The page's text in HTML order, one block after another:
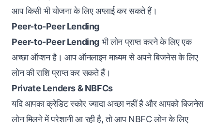
आप किसी भी योजना के लिए अप्लाई कर सकते हैं।
Peer-to-Peer Lending
Peer-to-Peer Lending भी लोन प्राप्त करने के लिए एक
अच्छा ऑप्शन है। आप ऑनलाइन माध्यम से अपने बिजनेस के लिए
लोन की राशि प्राप्त कर सकते हैं।
Private Lenders & NBFCs
यदि आपका क्रेडिट स्कोर ज्यादा अच्छा नहीं है और आपको बिजनेस
लोन मिलने में परेशानी आ रही है, तो आप NBFC लोनके लिए